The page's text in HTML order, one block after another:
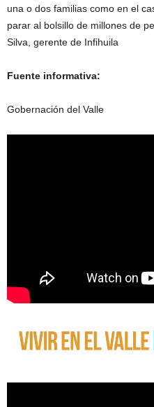
una o dos familias como en el
parar al bolsillo de millones de
Silva, gerente de Infihuila
Fuente informativa:
Gobernación del Valle